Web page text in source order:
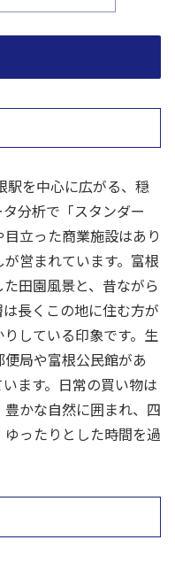
駅を中心に広がる、穏
分析で「スタンダー
立った商業施設はあり
営まれています。富根
田園風景と、昔ながら
長くこの地に住む方が
している印象です。生
局や富根公民館があ
ます。日常の買い物は
かな自然に囲まれ、四
ったりとした時間を過